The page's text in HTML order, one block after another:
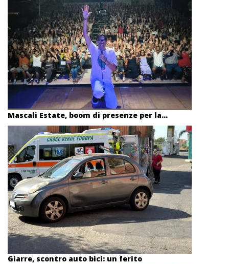
Mascali Estate, boom di presenze per la...
Giarre, scontro auto bici: un ferito